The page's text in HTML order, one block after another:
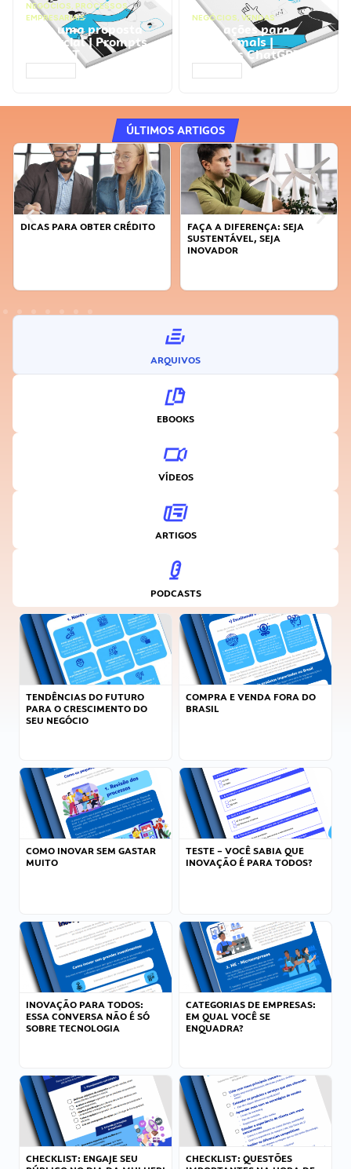
NEGÓCIOS, PROCESSOS
EMPRESARIAIS
Faça uma proposta
comercial | Prompts
ChatGPT
NEGÓCIOS, VENDAS
Faça ações para
vender mais |
Prompts ChatGPT
ÚLTIMOS ARTIGOS
DICAS PARA OBTER CRÉDITO
FAÇA A DIFERENÇA: SEJA
SUSTENTÁVEL, SEJA
INOVADOR
ARQUIVOS
EBOOKS
VÍDEOS
ARTIGOS
PODCASTS
TENDÊNCIAS DO FUTURO
PARA O CRESCIMENTO DO
SEU NEGÓCIO
COMPRA E VENDA FORA DO
BRASIL
COMO INOVAR SEM GASTAR
MUITO
TESTE – VOCÊ SABIA QUE
INOVAÇÃO É PARA TODOS?
INOVAÇÃO PARA TODOS:
ESSA CONVERSA NÃO É SÓ
SOBRE TECNOLOGIA
CATEGORIAS DE EMPRESAS:
EM QUAL VOCÊ SE
ENQUADRA?
CHECKLIST: ENGAJE SEU
CHECKLIST: QUESTÕES